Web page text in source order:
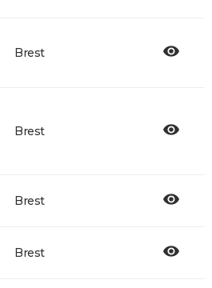
Brest
Brest
Brest
Brest